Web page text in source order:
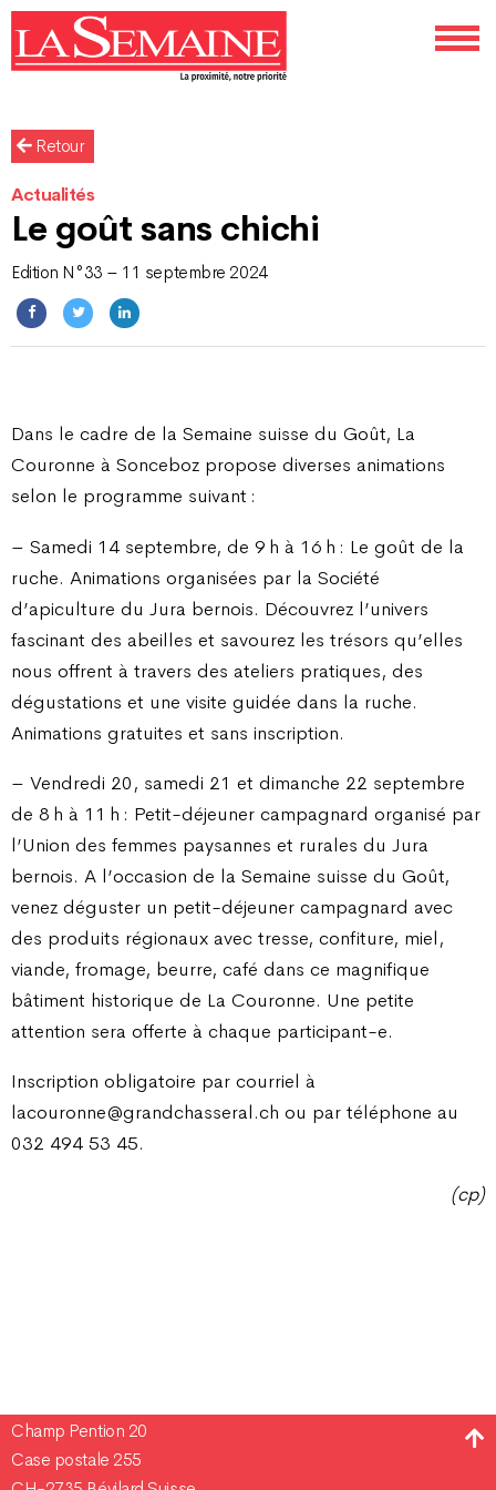
Retour
Actualités
Le goût sans chichi
Edition N°33 – 11 septembre 2024
Dans le cadre de la Semaine suisse du Goût, La
Couronne à Sonceboz propose diverses animations
selon le programme suivant :
– Samedi 14 septembre, de 9 h à 16 h : Le goût de la
ruche. Animations organisées par la Société
d’apiculture du Jura bernois. Découvrez l’univers
fascinant des abeilles et savourez les trésors qu’elles
nous offrent à travers des ateliers pratiques, des
dégustations et une visite guidée dans la ruche.
Animations gratuites et sans inscription.
– Vendredi 20, samedi 21 et dimanche 22 septembre
de 8 h à 11 h : Petit-déjeuner campagnard organisé par
l’Union des femmes paysannes et rurales du Jura
bernois. A l’occasion de la Semaine suisse du Goût,
venez déguster un petit-déjeuner campagnard avec
des produits régionaux avec tresse, confiture, miel,
viande, fromage, beurre, café dans ce magnifique
bâtiment historique de La Couronne. Une petite
attention sera offerte à chaque participant-e.
Inscription obligatoire par courriel à
lacouronne@grandchasseral.ch ou par téléphone au
032 494 53 45.
(cp)
Champ Pention 20
Case postale 255